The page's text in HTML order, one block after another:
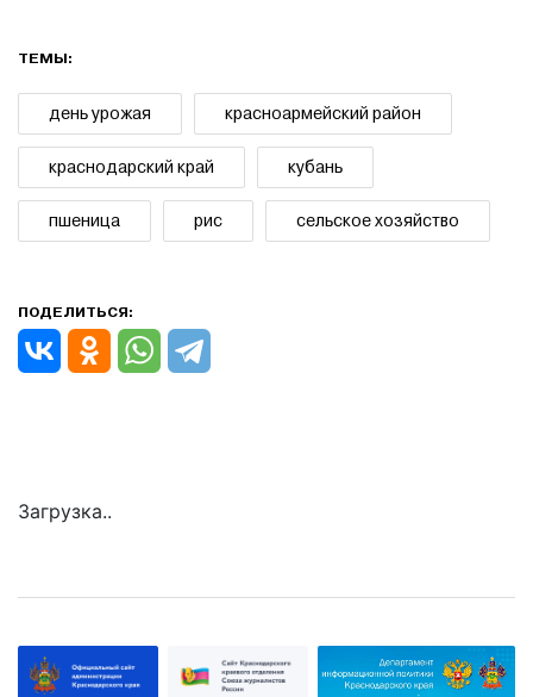
ТЕМЫ:
день урожая красноармейский район
краснодарский край кубань
пшеница рис сельское хозяйство
ПОДЕЛИТЬСЯ:
Загрузка..